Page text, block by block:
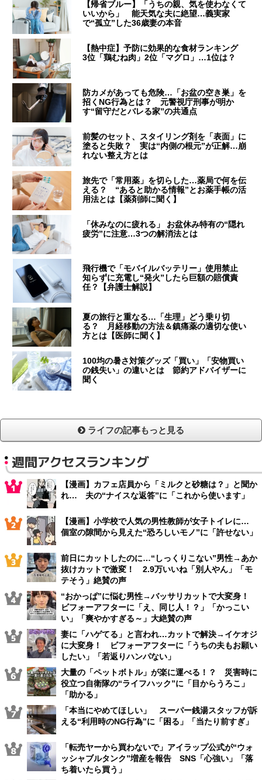
【帰省ブルー】「うちの親、気を使わなくて
いいから」 能天気な夫に絶望…義実家
で“孤立”した36歳妻の本音
【熱中症】予防に効果的な食材ランキング
3位「鶏むね肉」2位「マグロ」…1位は？
防カメがあっても危険…「お盆の空き巣」を
招くNG行為とは？ 元警視庁刑事が明か
す“留守だとバレる家”の共通点
前髪のセット、スタイリング剤を「表面」に
塗ると失敗？ 実は“内側の根元”が正解…崩
れない整え方とは
旅先で「常用薬」を切らした…薬局で何を伝
える？ “あると助かる情報”とお薬手帳の活
用法とは【薬剤師に聞く】
「休みなのに疲れる」 お盆休み特有の“隠れ
疲労”に注意…3つの解消法とは
飛行機で「モバイルバッテリー」使用禁止
知らずに充電し“発火”したら巨額の賠償責
任？【弁護士解説】
夏の旅行と重なる…「生理」どう乗り切
る？ 月経移動の方法＆鎮痛薬の適切な使い
方とは【医師に聞く】
100均の暑さ対策グッズ「買い」「安物買い
の銭失い」の違いとは 節約アドバイザーに
聞く
ライフの記事もっと見る
週間アクセスランキング
【漫画】カフェ店員から「ミルクと砂糖は？」と聞か
れ… 夫の“ナイスな返答”に「これから使います」
【漫画】小学校で人気の男性教師が女子トイレに…
個室の隙間から見えた“恐ろしいモノ”に「許せない」
前日にカットしたのに…“しっくりこない”男性→あか
抜けカットで激変！ 2.9万いいね「別人やん」「モ
テそう」絶賛の声
“おかっぱ”に悩む男性→バッサリカットで大変身！
ビフォーアフターに「え、同じ人！？」「かっこい
い」「爽やかすぎる～」大絶賛の声
妻に「ハゲてる」と言われ…カットで解決→イケオジ
に大変身！ ビフォーアフターに「うちの夫もお願い
したい」「若返りハンパない」
大量の「ペットボトル」が楽に運べる！？ 災害時に
役立つ自衛隊の“ライフハック”に「目からうろこ」
「助かる」
「本当にやめてほしい」 スーパー銭湯スタッフが訴
える“利用時のNG行為”に「困る」「当たり前すぎ」
「転売ヤーから買わないで」アイラップ公式が“ウォ
ッシャブルタンク”増産を報告 SNS「心強い」「落
ち着いたら買う」